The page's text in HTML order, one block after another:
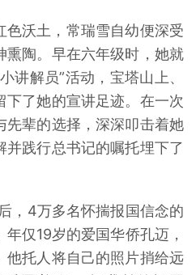
沃土，常瑞雪自幼便深受
熏陶。早在六年级时，她就
讲解员”活动，宝塔山上、
了她的宣讲足迹。在一次
先辈的选择，深深叩击着她
并践行总书记的嘱托埋下了
4万多名怀揣报国信念的
仅19岁的爱国华侨孔迈，
他托人将自己的照片捎给远